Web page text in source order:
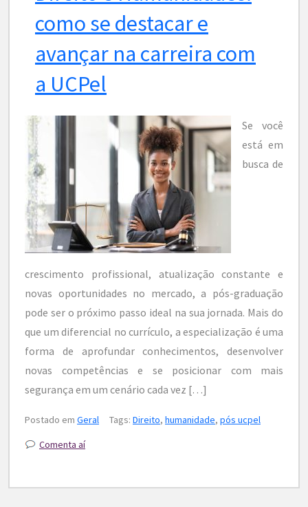
como se destacar e
avançar na carreira com
a UCPel
Se você
está em
busca de
crescimento profissional, atualização constante e
novas oportunidades no mercado, a pós-graduação
pode ser o próximo passo ideal na sua jornada. Mais do
que um diferencial no currículo, a especialização é uma
forma de aprofundar conhecimentos, desenvolver
novas competências e se posicionar com mais
segurança em um cenário cada vez […]
Postado em Geral Tags: Direito, humanidade, pós ucpel
Comenta aí